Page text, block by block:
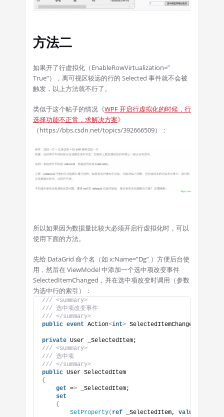
方法二
如果开了行虚拟化（EnableRowVirtualization=”
True”），离可视区较远的行的 Selected 事件就不会被
触发，以上方法就不行了。
类似于这个帖子的情况《WPF 开启行虚拟化的时候，行
选择功能不正常，求解决方案》
（https://bbs.csdn.net/topics/392666509）：
所以如果因为数据量比较大必须开启行虚拟化时，可以
使用下面的方法。
先给 DataGrid 命个名（如 x:Name=”Dg” ）方便后台使
用，然后在 ViewModel 中添加一个选中项改变事件
SelectedItemChanged，并在选中项改变时调用（参数
为选中行的索引）：
/// <summary>
/// 选中项改变事件
/// </summary>
public event Action<int> SelectedItemChanged;
private User _SelectedItem;
/// <summary>
/// 选中项
/// </summary>
public User SelectedItem
{
get => _SelectedItem;
set
{
SetProperty( ref _SelectedItem, value